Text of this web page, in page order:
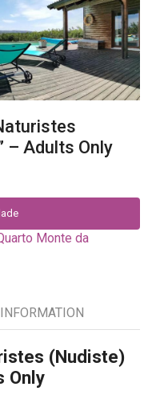
– Adults Only
Monte da
(Nudiste)
Only